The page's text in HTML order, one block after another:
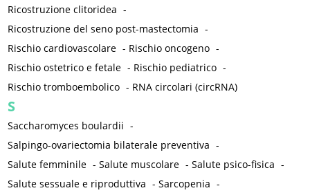
Ricostruzione clitoridea -
Ricostruzione del seno post-mastectomia -
Rischio cardiovascolare - Rischio oncogeno -
Rischio ostetrico e fetale - Rischio pediatrico -
Rischio tromboembolico - RNA circolari (circRNA)
S
Saccharomyces boulardii -
Salpingo-ovariectomia bilaterale preventiva -
Salute femminile -Salute muscolare -Salute psico-fisica -
Salute sessuale e riproduttiva -Sarcopenia -